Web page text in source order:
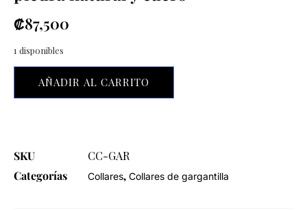
₡87,500
1 disponibles
AÑADIR AL CARRITO
SKU
CC-GAR
Categorías
Collares, Collares de gargantilla